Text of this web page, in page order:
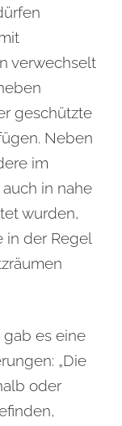
verwechselt
geschützte
Neben
im
in nahe
wurden,
in der Regel
es eine
„Die
oder